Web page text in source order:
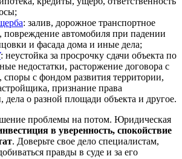
: залив, дорожное транспортное
повреждение автомобиля при падении
и фасада дома и иные дела;
: неустойка за просрочку сдачи объекта по
недостатки, расторжение договора с
споры с фондом развития территории,
признание права
дела о разной площади объекта и другое.
проблемы на потом. Юридическая
в уверенность, спокойствие
. Доверьте свое дело специалистам,
правды в суде и за его